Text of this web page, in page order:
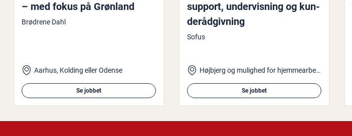
– med fokus på Grønland
Brødrene Dahl
Aarhus, Kolding eller Odense
Se jobbet
support, un­der­vis­ning og kun­
de­rå­d­giv­ning
Sofus
Højbjerg og mulighed for hjemmearbejde
Se jobbet